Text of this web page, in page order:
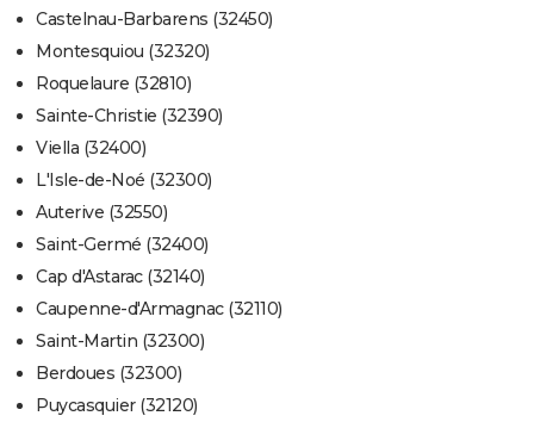
Castelnau-Barbarens (32450)
Montesquiou (32320)
Roquelaure (32810)
Sainte-Christie (32390)
Viella (32400)
L'Isle-de-Noé (32300)
Auterive (32550)
Saint-Germé (32400)
Cap d'Astarac (32140)
Caupenne-d'Armagnac (32110)
Saint-Martin (32300)
Berdoues (32300)
Puycasquier (32120)